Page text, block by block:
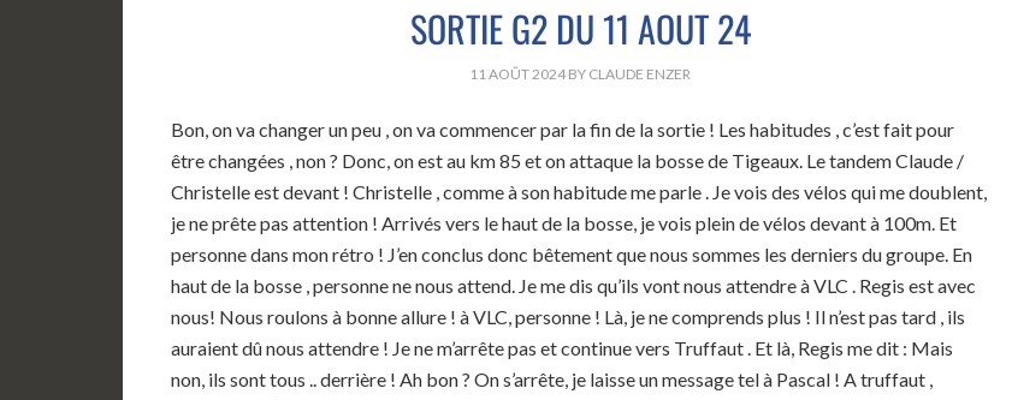
SORTIE G2 DU 11 AOUT 24
11 AOÛT 2024 BY CLAUDE ENZER
Bon, on va changer un peu , on va commencer par la fin de la sortie ! Les habitudes , c’est fait pour
être changées , non ? Donc, on est au km 85 et on attaque la bosse de Tigeaux. Le tandem Claude /
Christelle est devant ! Christelle , comme à son habitude me parle . Je vois des vélos qui me doublent,
je ne prête pas attention ! Arrivés vers le haut de la bosse, je vois plein de vélos devant à 100m. Et
personne dans mon rétro ! J’en conclus donc bêtement que nous sommes les derniers du groupe. En
haut de la bosse , personne ne nous attend. Je me dis qu’ils vont nous attendre à VLC . Regis est avec
nous! Nous roulons à bonne allure ! à VLC, personne ! Là, je ne comprends plus ! Il n’est pas tard , ils
auraient dû nous attendre ! Je ne m’arrête pas et continue vers Truffaut . Et là, Regis me dit : Mais
non, ils sont tous .. derrière ! Ah bon ? On s’arrête, je laisse un message tel à Pascal ! A truffaut ,